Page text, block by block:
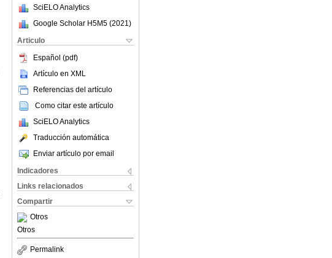
SciELO Analytics
Google Scholar H5M5 (2021 )
Articulo
Español (pdf)
Artículo en XML
Referencias del artículo
Como citar este artículo
SciELO Analytics
Traducción automática
Enviar artículo por email
Indicadores
Links relacionados
Compartir
Otros
Otros
Permalink